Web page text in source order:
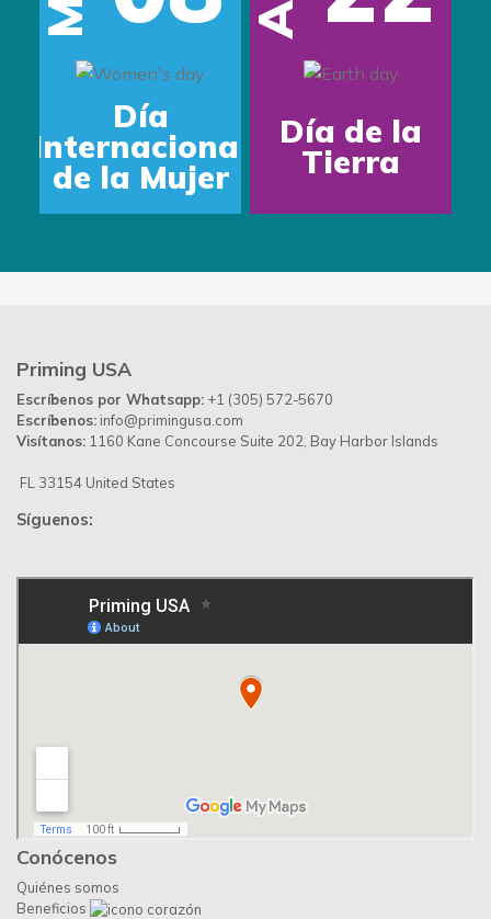
Día
Internacional
de la Mujer
Día de la
Tierra
Priming USA
Escríbenos por Whatsapp: +1 (305) 572-5670
Escríbenos: info@primingusa.com
Visítanos: 1160 Kane Concourse Suite 202, Bay Harbor Islands
FL 33154 United States
Síguenos:
Conócenos
Quiénes somos
Beneficios